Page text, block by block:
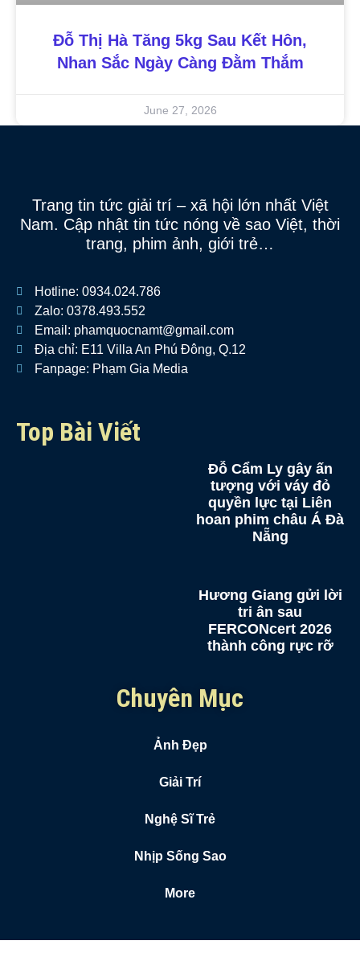
Đỗ Thị Hà Tăng 5kg Sau Kết Hôn,
Nhan Sắc Ngày Càng Đằm Thắm
June 27, 2026
Trang tin tức giải trí – xã hội lớn nhất Việt
Nam. Cập nhật tin tức nóng về sao Việt, thời
trang, phim ảnh, giới trẻ…
Hotline: 0934.024.786
Zalo: 0378.493.552
Email: phamquocnamt@gmail.com
Địa chỉ: E11 Villa An Phú Đông, Q.12
Fanpage: Phạm Gia Media
Top Bài Viết
Đỗ Cẩm Ly gây ấn
tượng với váy đỏ
quyền lực tại Liên
hoan phim châu Á Đà
Nẵng
Hương Giang gửi lời
tri ân sau
FERCONcert 2026
thành công rực rỡ
Chuyên Mục
Ảnh Đẹp
Giải Trí
Nghệ Sĩ Trẻ
Nhịp Sống Sao
More